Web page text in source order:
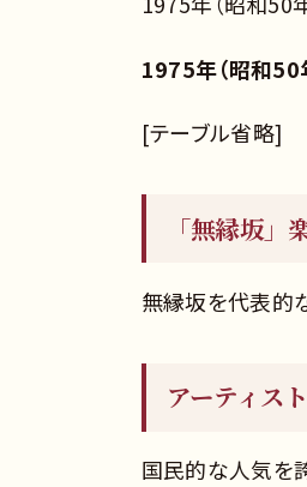
1975年（昭和50
[テーブル省略]
「無縁坂」
無縁坂を代表的
アーティス
国民的な人気を